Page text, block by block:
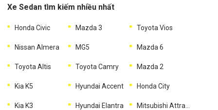
Xe Sedan tìm kiếm nhiều nhất
Honda Civic Mazda 3 Toyota Vios
Nissan Almera MG5 Mazda 6
Toyota Altis Toyota Camry Mazda 2
Kia K5 Hyundai Accent Honda City
Kia K3 Hyundai Elantra